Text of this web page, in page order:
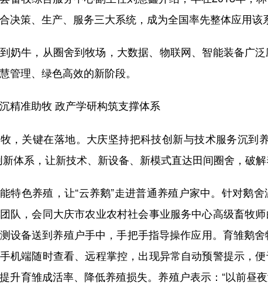
决策、生产、服务三大系统，成为全国率先整体应用该
牛，从圈舍到牧场，大数据、物联网、智能装备广
管理、绿色高效的新阶段。
精准助牧 政产学研构筑支撑体系
关键在落地。大庆坚持把科技创新与技术服务沉到
体系，让新技术、新设备、新模式直达田间圈舍，破解
色养殖，让“云养鹅”走进普通养殖户家中。针对鹅
队，会同大庆市农业农村社会事业服务中心高级畜牧
设备送到养殖户手中，手把手指导操作应用。育雏鹅
机端随时查看、远程掌控，出现异常自动预警提示，
升育雏成活率、降低养殖损失。养殖户表示：“以前昼